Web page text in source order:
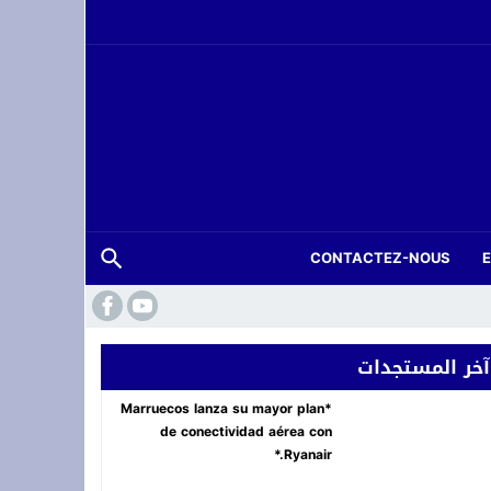
CONTACTEZ-NOUS
فعاليات “المزاد الدولي لمزارع إنتاج الصقور 2026”
شاب في العشرينات ينهي حياته شنقاً بدوار تلغونت
آخر المستجدات
*Marruecos lanza su mayor plan
de conectividad aérea con
Ryanair.*